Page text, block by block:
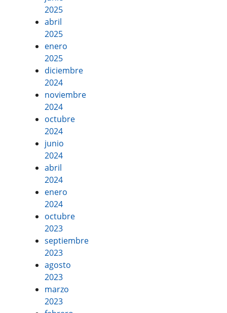
2025
abril
2025
enero
2025
diciembre
2024
noviembre
2024
octubre
2024
junio
2024
abril
2024
enero
2024
octubre
2023
septiembre
2023
agosto
2023
marzo
2023